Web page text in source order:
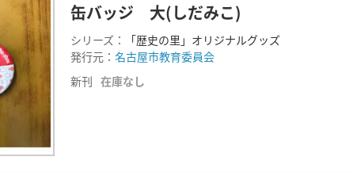
缶バッジ 大(しだみこ)
シリーズ：
「歴史の里」オリジナルグッズ
発行元： 名古屋市教育委員会
新刊 在庫なし